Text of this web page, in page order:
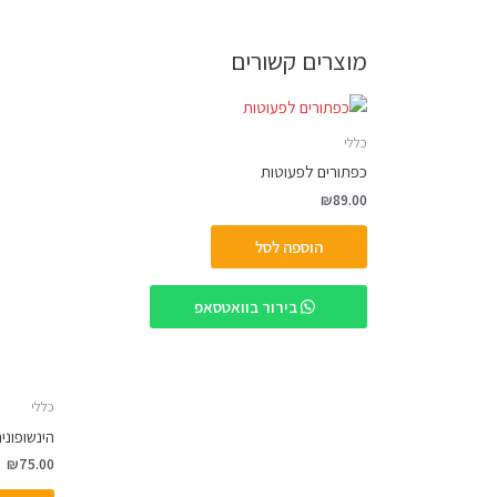
מוצרים קשורים
כללי
כפתורים לפעוטות
₪89.00
הוספה לסל
בירור בוואטסאפ
כללי
₪75.00